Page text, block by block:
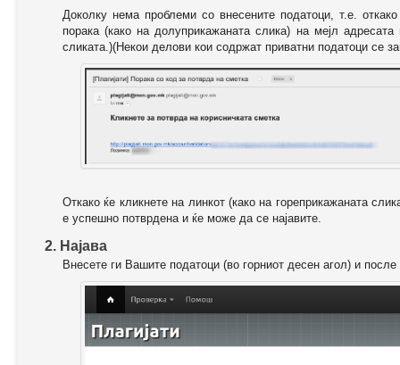
Доколку нема проблеми со внесените податоци, т.е.
порака (како на долуприкажаната слика) на мејл
сликата.)(Некои делови кои содржат приватни податоци се
Откако ќе кликнете на линкот (како на гореприкажаната
е успешно потврдена и ќе може да се најавите.
2. Најава
Внесете ги Вашите податоци (во горниот десен агол) и